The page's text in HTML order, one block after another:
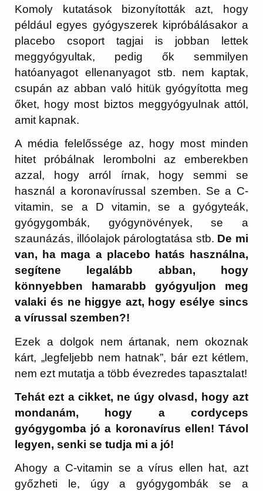
Komoly kutatások bizonyították azt, hogy
például egyes gyógyszerek kipróbálásakor a
placebo csoport tagjai is jobban lettek
meggyógyultak, pedig ők semmilyen
hatóanyagot ellenanyagot stb. nem kaptak,
csupán az abban való hitük gyógyította meg
őket, hogy most biztos meggyógyulnak attól,
amit kapnak.
A média felelőssége az, hogy most minden
hitet próbálnak lerombolni az emberekben
azzal, hogy arról írnak, hogy semmi se
használ a koronavírussal szemben. Se a C-
vitamin, se a D vitamin, se a gyógyteák,
gyógygombák, gyógynövények, se a
szaunázás, illóolajok párologtatása stb. De mi
van, ha maga a placebo hatás használna,
segítene legalább abban, hogy
könnyebben hamarabb gyógyuljon meg
valaki és ne higgye azt, hogy esélye sincs
a vírussal szemben?!
Ezek a dolgok nem ártanak, nem okoznak
kárt, „legfeljebb nem hatnak”, bár ezt kétlem,
nem ezt mutatja a több évezredes tapasztalat!
Tehát ezt a cikket, ne úgy olvasd, hogy azt
mondanám, hogy a cordyceps
gyógygomba jó a koronavírus ellen! Távol
legyen, senki se tudja mi a jó!
Ahogy a C-vitamin se a vírus ellen hat, azt
győzheti le, úgy a gyógygombák se a